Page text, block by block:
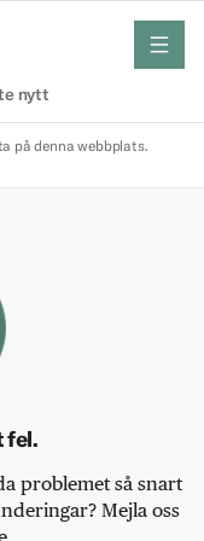
nytt
meny
på denna webbplats.
fel.
problemet så snart
Mejla oss